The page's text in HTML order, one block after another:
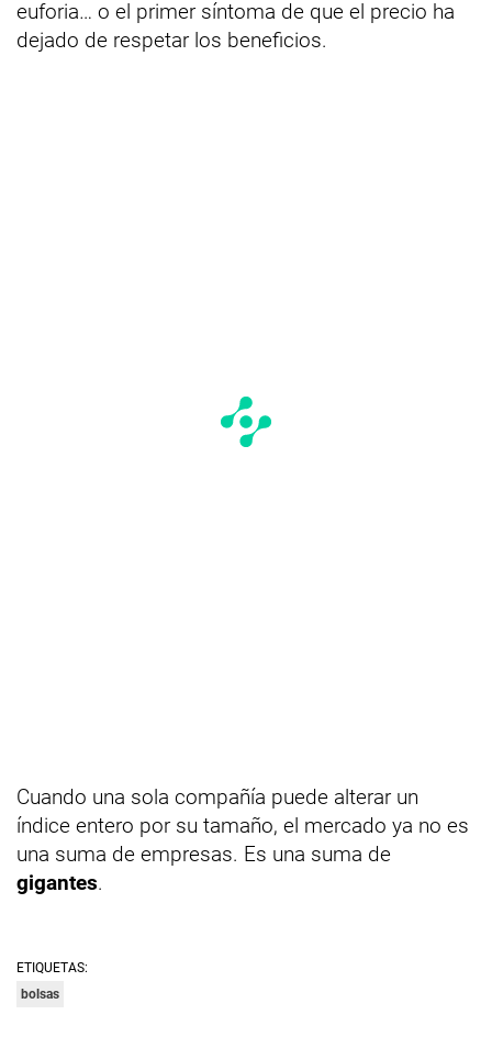
euforia… o el primer síntoma de que el precio ha
dejado de respetar los beneficios.
Cuando una sola compañía puede alterar un
índice entero por su tamaño, el mercado ya no es
una suma de empresas. Es una suma de
gigantes.
ETIQUETAS:
bolsas